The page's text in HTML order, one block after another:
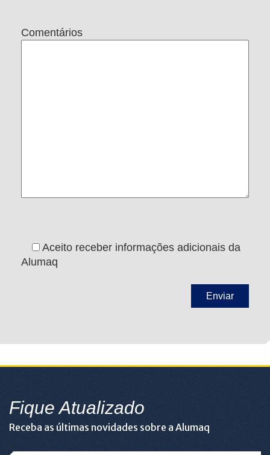
Comentários
Aceito receber informações adicionais da
Alumaq
Fique Atualizado
Receba as últimas novidades sobre a Alumaq